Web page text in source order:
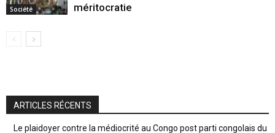
Société
méritocratie
ARTICLES RÉCENTS
Le plaidoyer contre la médiocrité au Congo post parti congolais du